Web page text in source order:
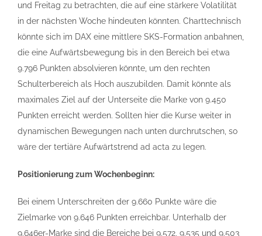
und Freitag zu betrachten, die auf eine stärkere Volatilität
in der nächsten Woche hindeuten könnten. Charttechnisch
könnte sich im DAX eine mittlere SKS-Formation anbahnen,
die eine Aufwärtsbewegung bis in den Bereich bei etwa
9.796 Punkten absolvieren könnte, um den rechten
Schulterbereich als Hoch auszubilden. Damit könnte als
maximales Ziel auf der Unterseite die Marke von 9.450
Punkten erreicht werden. Sollten hier die Kurse weiter in
dynamischen Bewegungen nach unten durchrutschen, so
wäre der tertiäre Aufwärtstrend ad acta zu legen.
Positionierung zum Wochenbeginn:
Bei einem Unterschreiten der 9.660 Punkte wäre die
Zielmarke von 9.646 Punkten erreichbar. Unterhalb der
9.646er-Marke sind die Bereiche bei 9.572, 9.535 und 9.503